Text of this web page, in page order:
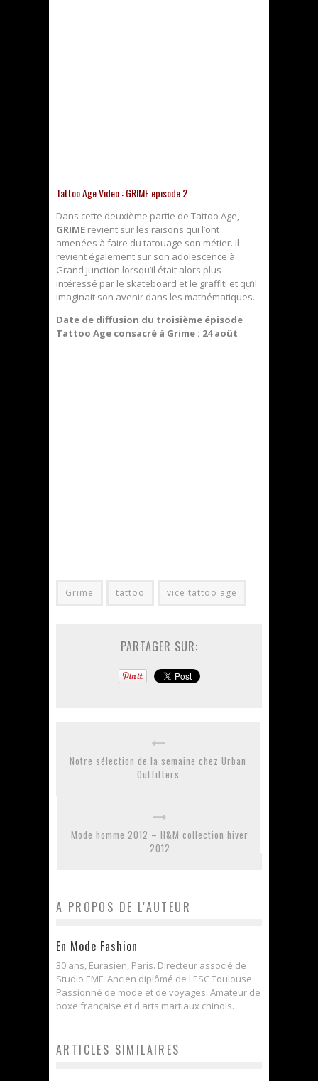
Tattoo Age Video : GRIME episode 2
Dans cette deuxième partie de Tattoo Age,
GRIME revient sur les raisons qui l’ont
amenées à faire du tatouage son métier. Il
revient également sur son adolescence à
Grand Junction lorsqu’il était alors plus
intéressé par le skateboard et le graffiti et qu’il
imaginait son avenir dans les mathématiques.
Date de diffusion du troisième épisode
Tattoo Age consacré à Grime : 24 août
Grime tattoo vice tattoo age
PARTAGER SUR:
Notre sélection de la semaine chez Urban
Outfitters
Mode homme 2012 – H&M collection hiver
2012
A PROPOS DE L'AUTEUR
En Mode Fashion
30 ans, Eurasien, Paris. Directeur associé de
Studio EMF. Ancien diplômé de l'ESC Toulouse.
Passionné de mode et de voyages. Amateur de
boxe française et d'arts martiaux chinois.
ARTICLES SIMILAIRES